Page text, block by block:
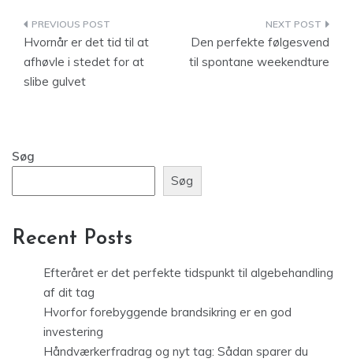
Indlægsnavigation
Hvornår er det tid til at
afhøvle i stedet for at
slibe gulvet
Den perfekte følgesvend
til spontane weekendture
Søg
Søg
Recent Posts
Efteråret er det perfekte tidspunkt til algebehandling
af dit tag
Hvorfor forebyggende brandsikring er en god
investering
Håndværkerfradrag og nyt tag: Sådan sparer du